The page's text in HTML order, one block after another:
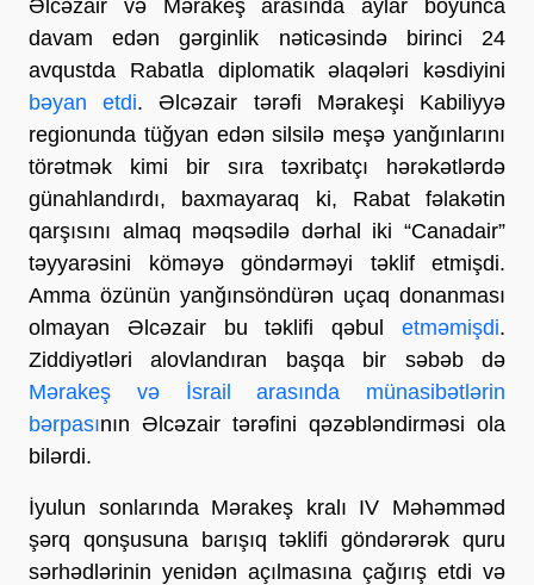
Əlcəzair və Mərakeş arasında aylar boyunca
davam edən gərginlik nəticəsində birinci 24
avqustda Rabatla diplomatik əlaqələri kəsdiyini
bəyan etdi. Əlcəzair tərəfi Mərakeşi Kabiliyyə
regionunda tüğyan edən silsilə meşə yanğınlarını
törətmək kimi bir sıra təxribatçı hərəkətlərdə
günahlandırdı, baxmayaraq ki, Rabat fəlakətin
qarşısını almaq məqsədilə dərhal iki “Canadair”
təyyarəsini köməyə göndərməyi təklif etmişdi.
Amma özünün yanğınsöndürən uçaq donanması
olmayan Əlcəzair bu təklifi qəbul etməmişdi.
Ziddiyətləri alovlandıran başqa bir səbəb də
Mərakeş və İsrail arasında münasibətlərin
bərpasının Əlcəzair tərəfini qəzəbləndirməsi ola
bilərdi.
İyulun sonlarında Mərakeş kralı IV Məhəmməd
şərq qonşusuna barışıq təklifi göndərərək quru
sərhədlərinin yenidən açılmasına çağırış etdi və